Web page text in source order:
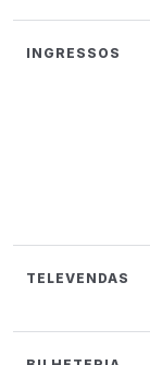
INGRESSOS
TELEVENDAS